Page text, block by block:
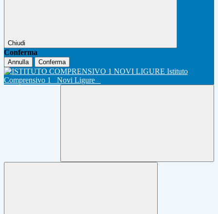
Chiudi
Conferma
Annulla Conferma
Istituto
Comprensivo 1
Novi Ligure